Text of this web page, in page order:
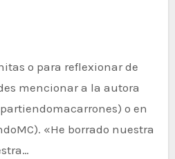
mencionar a la autora
o en
«He borrado nuestra